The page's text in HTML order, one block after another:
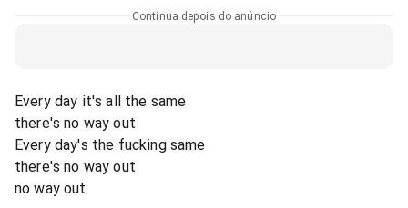
Continua depois do anúncio
Every day it's all the same
there's no way out
Every day's the fucking same
there's no way out
no way out